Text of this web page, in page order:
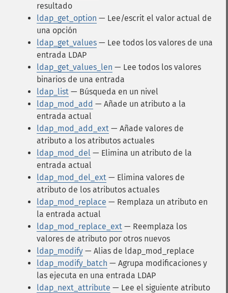
resultado
ldap_get_option — Lee/escrit el valor actual de
una opción
ldap_get_values — Lee todos los valores de una
entrada LDAP
ldap_get_values_len — Lee todos los valores
binarios de una entrada
ldap_list — Búsqueda en un nivel
ldap_mod_add — Añade un atributo a la
entrada actual
ldap_mod_add_ext — Añade valores de
atributo a los atributos actuales
ldap_mod_del — Elimina un atributo de la
entrada actual
ldap_mod_del_ext — Elimina valores de
atributo de los atributos actuales
ldap_mod_replace — Remplaza un atributo en
la entrada actual
ldap_mod_replace_ext — Reemplaza los
valores de atributo por otros nuevos
ldap_modify — Alias de ldap_mod_replace
ldap_modify_batch — Agrupa modificaciones y
las ejecuta en una entrada LDAP
ldap_next_attribute — Lee el siguiente atributo